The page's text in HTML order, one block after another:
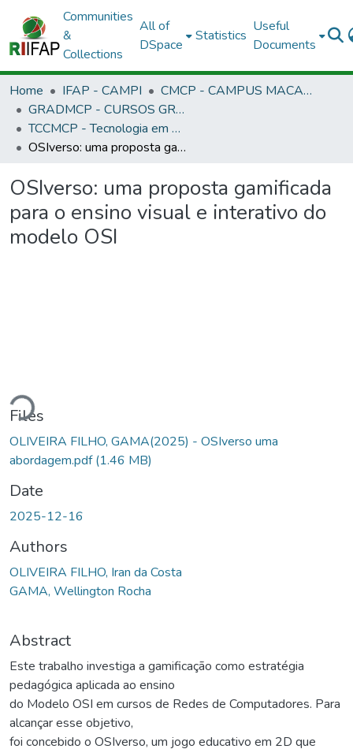
Communities
&
Collections
All of
DSpace
Statistics
Useful
Documents
Home IFAP - CAMPI
CMCP - CAMPUS MACAPÁ
GRADMCP - CURSOS GRADUAÇÃO - CAMPUS MACAPÁ
TCCMCP - Tecnologia em Redes de Computadores
OSIverso: uma proposta gamificada para o ensino visual e interativo do modelo OSI
OSIverso: uma proposta gamificada
para o ensino visual e interativo do
modelo OSI
Files
OLIVEIRA FILHO, GAMA(2025) - OSIverso uma
abordagem.pdf(1.46 MB)
Date
2025-12-16
Authors
OLIVEIRA FILHO, Iran da Costa
GAMA, Wellington Rocha
Abstract
Este trabalho investiga a gamificação como estratégia
pedagógica aplicada ao ensino
do Modelo OSI em cursos de Redes de Computadores. Para
alcançar esse objetivo,
foi concebido o OSIverso, um jogo educativo em 2D que